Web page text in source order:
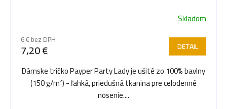
Skladom
6 € bez DPH
7,20 € DETAIL
Dámske tričko Payper Party Lady je ušité zo 100% bavlny
(150 g/m²) - ľahká, priedušná tkanina pre celodenné
nosenie....